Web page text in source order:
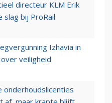
directeur KLM Erik
slag bij ProRail
Izhavia in
veiligheid
onderhoudslicenties